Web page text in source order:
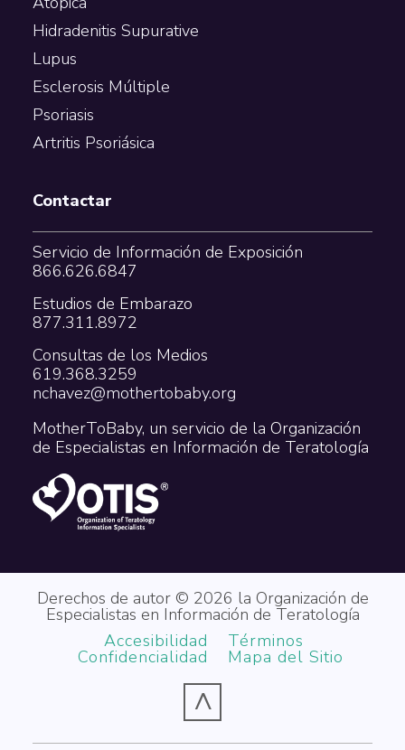
Hidradenitis Supurative
Lupus
Esclerosis Múltiple
Psoriasis
Artritis Psoriásica
Contactar
Servicio de Información de Exposición
866.626.6847
Estudios de Embarazo
877.311.8972
Consultas de los Medios
619.368.3259
nchavez@mothertobaby.org
MotherToBaby, un servicio de la Organización
de Especialistas en Información de Teratología
Derechos de autor © 2026 la Organización de
Especialistas en Información de Teratología
Accesibilidad
Términos
Confidencialidad Mapa del Sitio
^